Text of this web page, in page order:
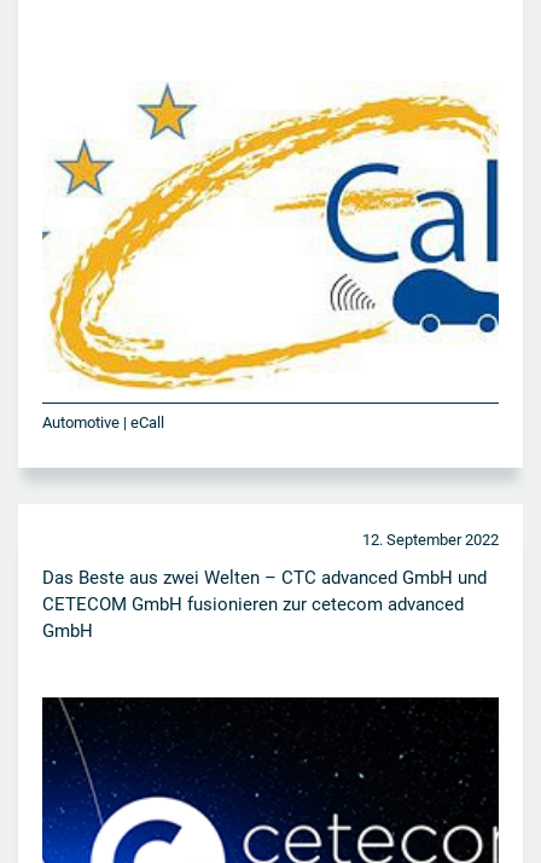
Automotive | eCall
12. September 2022
Das Beste aus zwei Welten – CTC advanced GmbH und
CETECOM GmbH fusionieren zur cetecom advanced
GmbH